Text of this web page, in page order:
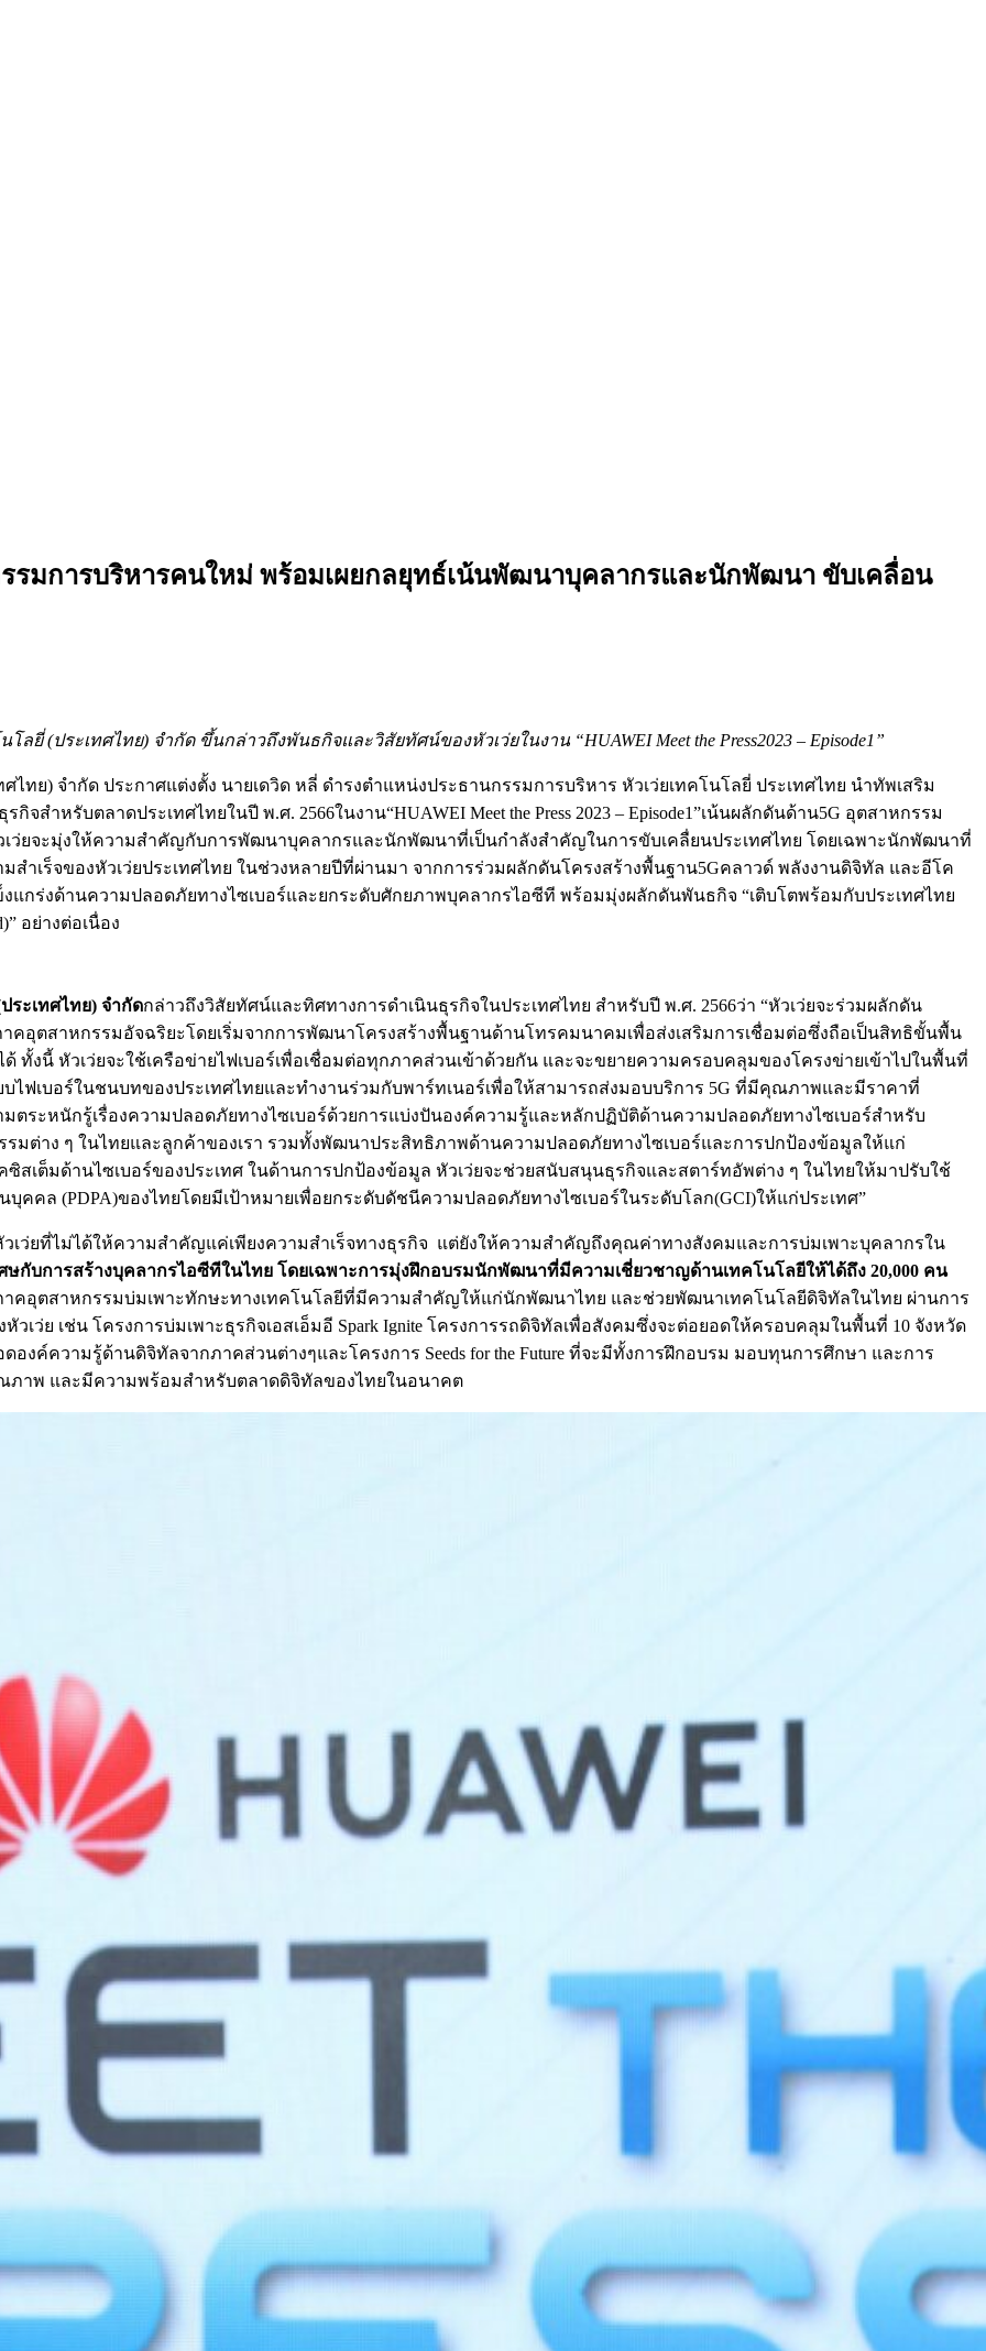
รรมการบริหารคนใหม่ พร้อมเผยกลยุทธ์เน้นพัฒนาบุคลากรและนักพัฒนา ขับเคลื่อน
ลยี่ (ประเทศไทย) จำกัด ขึ้นกล่าวถึงพันธกิจและวิสัยทัศน์ของหัวเว่ยในงาน “HUAWEI Meet the Press2023 – Episode1”
ศไทย) จํากัด ประกาศแต่งตั้ง นายเดวิด หลี่ ดำรงตำแหน่งประธานกรรมการบริหาร หัวเว่ยเทคโนโลยี่ ประเทศไทย นำทัพเสริม
สำหรับตลาดประเทศไทยในปี พ.ศ. 2566ในงาน“HUAWEI Meet the Press 2023 – Episode1”เน้นผลักดันด้าน5G อุตสาหกรรม
ว่ยจะมุ่งให้ความสำคัญกับการพัฒนาบุคลากรและนักพัฒนาที่เป็นกำลังสำคัญในการขับเคลื่ยนประเทศไทย โดยเฉพาะนักพัฒนาที่
สำเร็จของหัวเว่ยประเทศไทย ในช่วงหลายปีที่ผ่านมา จากการร่วมผลักดันโครงสร้างพื้นฐาน5Gคลาวด์ พลังงานดิจิทัล และอีโค
แกร่งด้านความปลอดภัยทางไซเบอร์และยกระดับศักยภาพบุคลากรไอซีที พร้อมมุ่งผลักดันพันธกิจ “เติบโตพร้อมกับประเทศไทย
อย่างต่อเนื่อง
ระเทศไทย) จํากัดกล่าวถึงวิสัยทัศน์และทิศทางการดำเนินธุรกิจในประเทศไทย สำหรับปี พ.ศ. 2566ว่า “หัวเว่ยจะร่วมผลักดัน
คอุตสาหกรรมอัจฉริยะโดยเริ่มจากการพัฒนาโครงสร้างพื้นฐานด้านโทรคมนาคมเพื่อส่งเสริมการเชื่อมต่อซึ่งถือเป็นสิทธิขั้นพื้น
งนี้ หัวเว่ยจะใช้เครือข่ายไฟเบอร์เพื่อเชื่อมต่อทุกภาคส่วนเข้าด้วยกัน และจะขยายความครอบคลุมของโครงข่ายเข้าไปในพื้นที่
ไฟเบอร์ในชนบทของประเทศไทยและทำงานร่วมกับพาร์ทเนอร์เพื่อให้สามารถส่งมอบบริการ 5G ที่มีคุณภาพและมีราคาที่
ตระหนักรู้เรื่องความปลอดภัยทางไซเบอร์ด้วยการแบ่งปันองค์ความรู้และหลักปฏิบัติด้านความปลอดภัยทางไซเบอร์สำหรับ
มต่าง ๆ ในไทยและลูกค้าของเรา รวมทั้งพัฒนาประสิทธิภาพด้านความปลอดภัยทางไซเบอร์และการปกป้องข้อมูลให้แก่
สเต็มด้านไซเบอร์ของประเทศ ในด้านการปกป้องข้อมูล หัวเว่ยจะช่วยสนับสนุนธุรกิจและสตาร์ทอัพต่าง ๆ ในไทยให้มาปรับใช้
คล (PDPA)ของไทยโดยมีเป้าหมายเพื่อยกระดับดัชนีความปลอดภัยทางไซเบอร์ในระดับโลก(GCI)ให้แก่ประเทศ”
วเว่ยที่ไม่ได้ให้ความสำคัญแค่เพียงความสำเร็จทางธุรกิจ แต่ยังให้ความสำคัญถึงคุณค่าทางสังคมและการบ่มเพาะบุคลากรใน
ษกับการสร้างบุคลากรไอซีทีในไทย โดยเฉพาะการมุ่งฝึกอบรมนักพัฒนาที่มีความเชี่ยวชาญด้านเทคโนโลยีให้ได้ถึง 20,000 คน
าคอุตสาหกรรมบ่มเพาะทักษะทางเทคโนโลยีที่มีความสำคัญให้แก่นักพัฒนาไทย และช่วยพัฒนาเทคโนโลยีดิจิทัลในไทย ผ่านการ
เว่ย เช่น โครงการบ่มเพาะธุรกิจเอสเอ็มอี Spark Ignite โครงการรถดิจิทัลเพื่อสังคมซึ่งจะต่อยอดให้ครอบคลุมในพื้นที่ 10 จังหวัด
องค์ความรู้ด้านดิจิทัลจากภาคส่วนต่างๆและโครงการ Seeds for the Future ที่จะมีทั้งการฝึกอบรม มอบทุนการศึกษา และการ
ภาพ และมีความพร้อมสำหรับตลาดดิจิทัลของไทยในอนาคต